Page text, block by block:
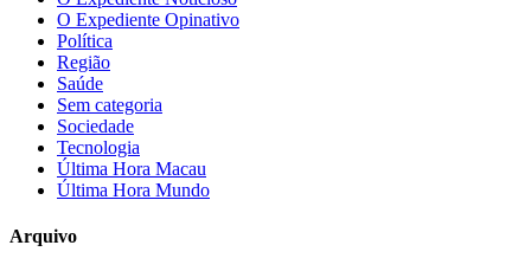
O Expediente Opinativo
Política
Região
Saúde
Sem categoria
Sociedade
Tecnologia
Última Hora Macau
Última Hora Mundo
Arquivo